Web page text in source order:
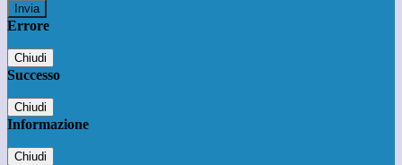
Errore
Chiudi
Successo
Chiudi
Informazione
Chiudi